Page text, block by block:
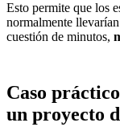
Esto permite que los
normalmente
cuestión de minutos,
Caso
un proyecto